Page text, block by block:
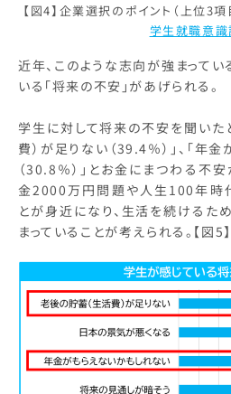
【図4】企業選択のポイント（上位3
学生就職意識
近年、このような志向が強まって
いる「将来の不安」があげられる。
学生に対して将来の不安を聞いた
費）が足りない（39.4％）」、「年
（30.8％）」とお金にまつわる不
金2000万円問題や人生100年時
とが身近になり、生活を続けるた
まっていることが考えられる。【図5】